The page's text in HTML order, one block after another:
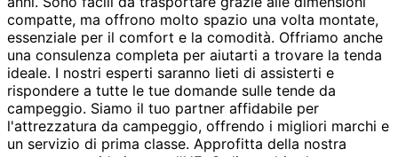
compatte, ma offrono molto spazio una volta montate,
essenziale per il comfort e la comodità. Offriamo anche
una consulenza completa per aiutarti a trovare la tenda
ideale. I nostri esperti saranno lieti di assisterti e
rispondere a tutte le tue domande sulle tende da
campeggio. Siamo il tuo partner affidabile per
l'attrezzatura da campeggio, offrendo i migliori marchi e
un servizio di prima classe. Approfitta della nostra